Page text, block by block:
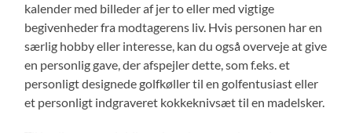
kalender med billeder af jer to eller med vigtige
begivenheder fra modtagerens liv. Hvis personen har en
særlig hobby eller interesse, kan du også overveje at give
en personlig gave, der afspejler dette, som f.eks. et
personligt designede golfkøller til en golfentusiast eller
et personligt indgraveret kokkeknivsæt til en madelsker.